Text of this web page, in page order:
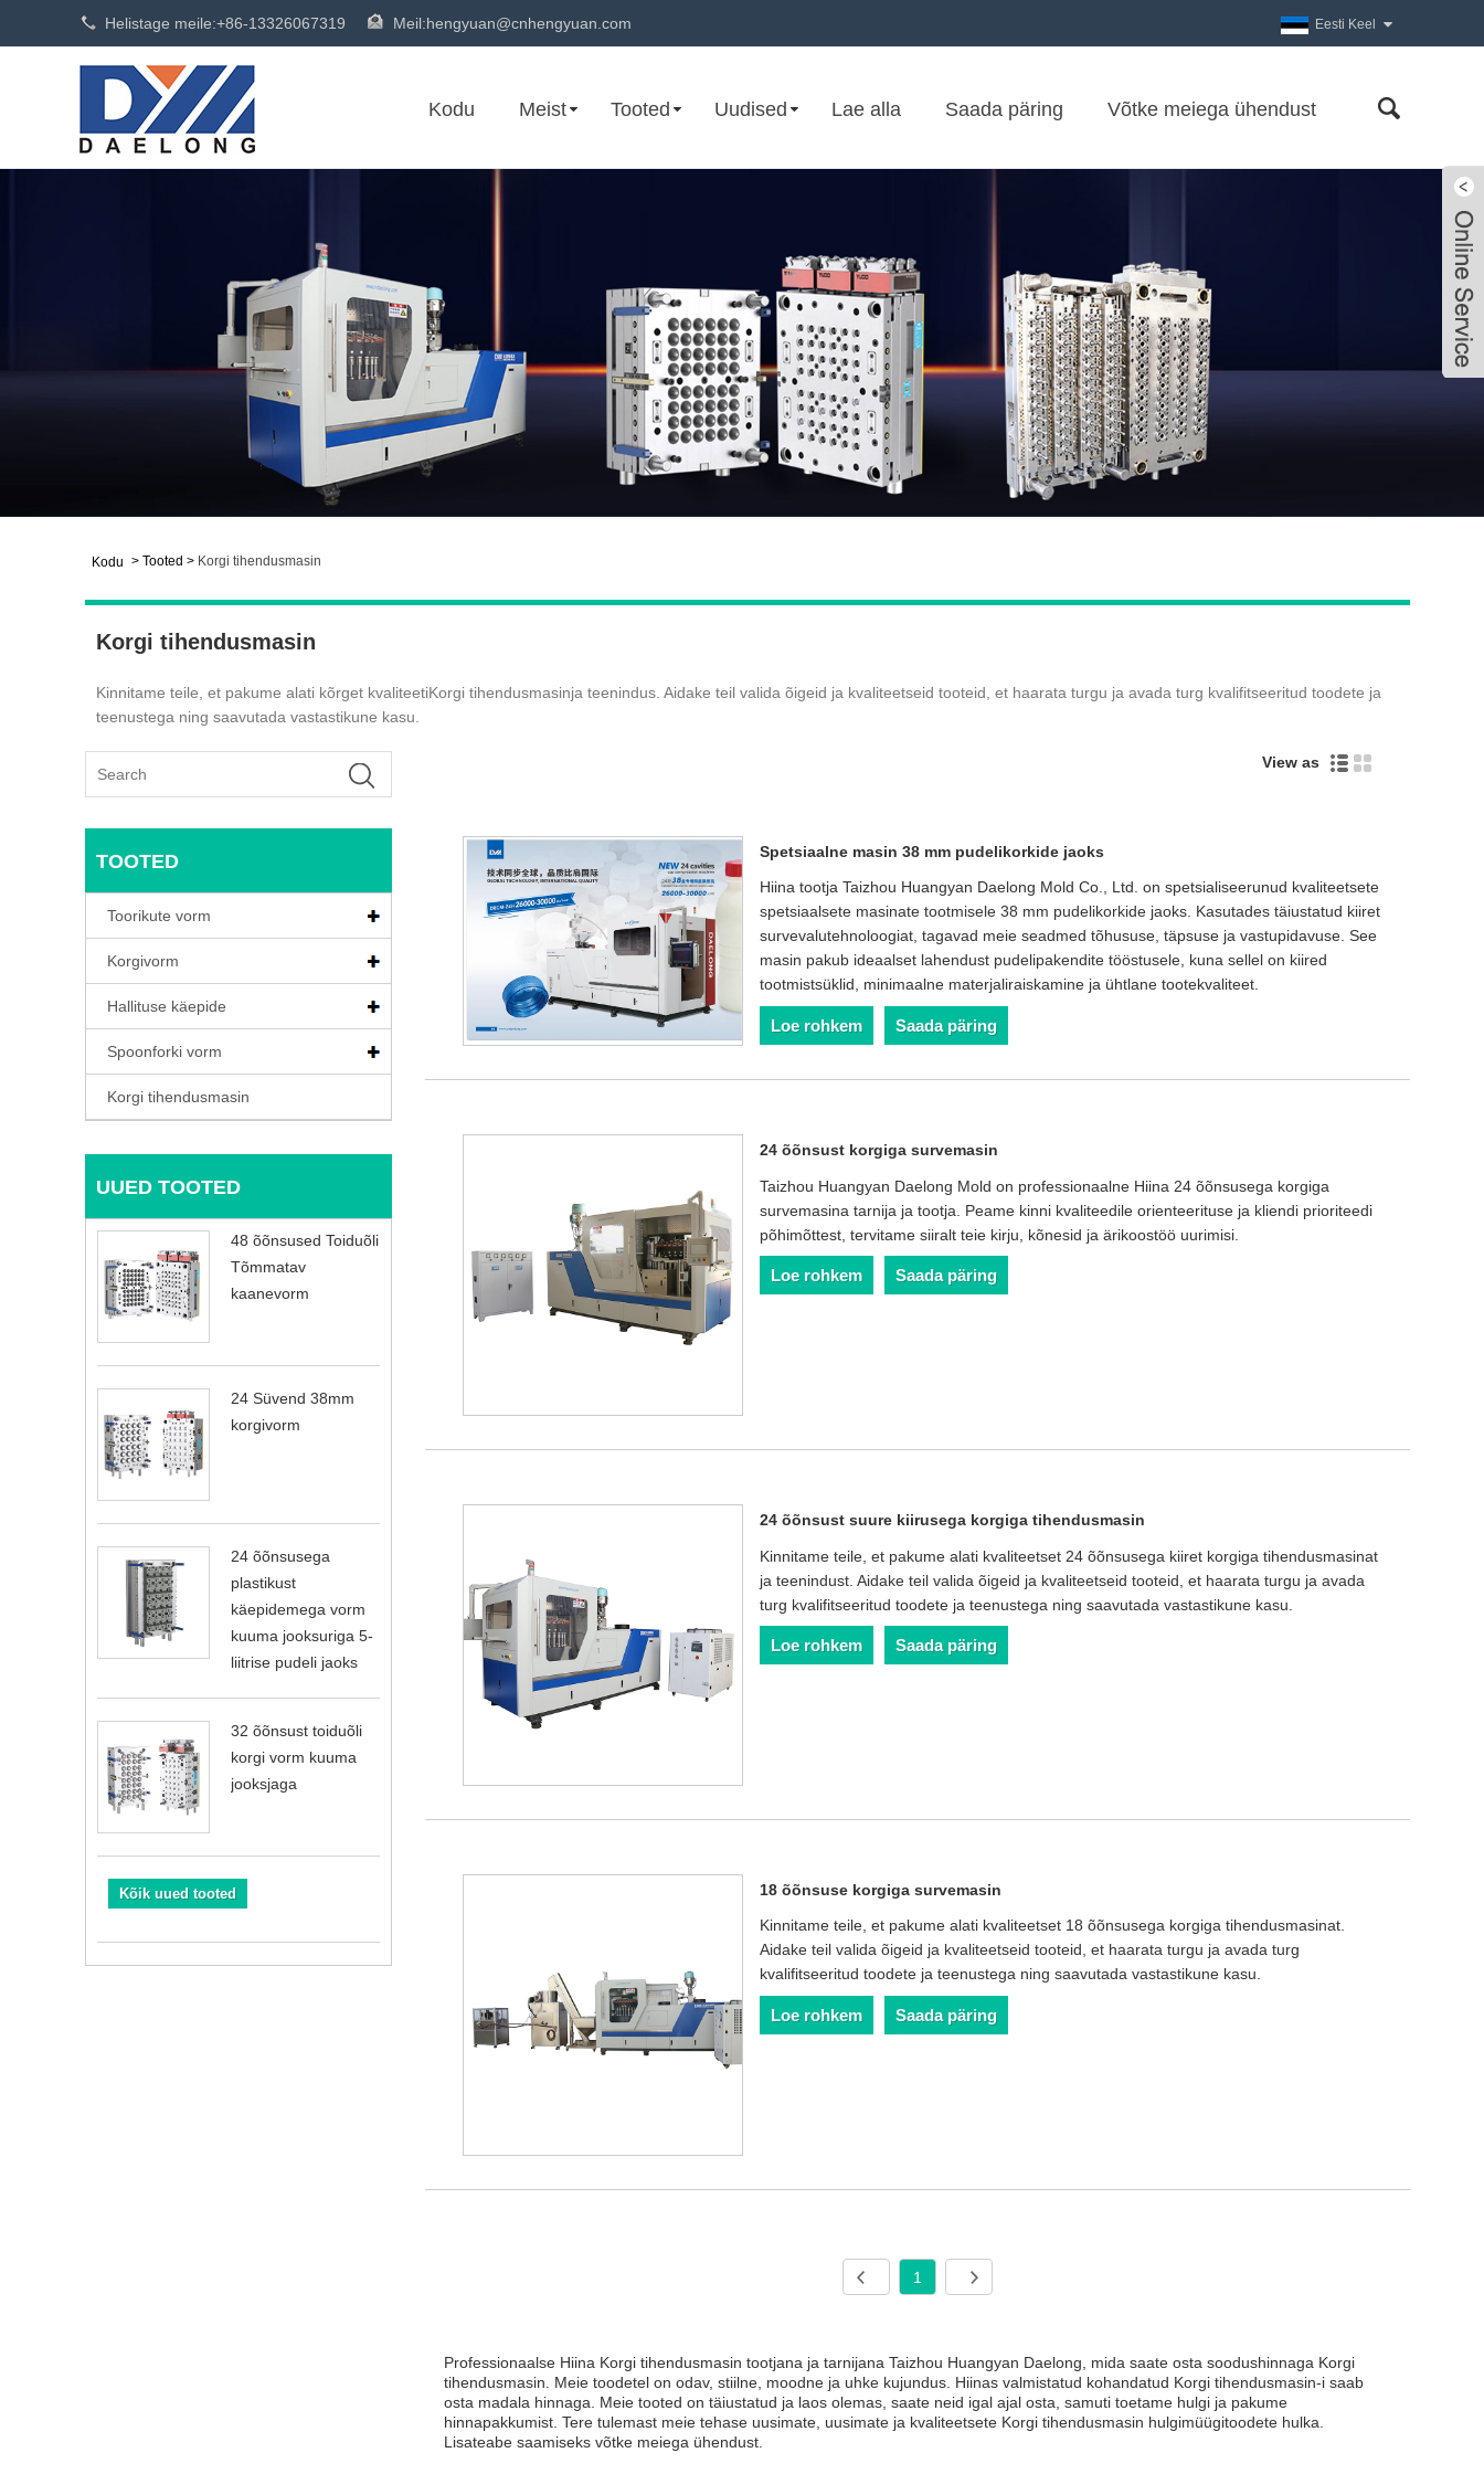
Helistage meile:+86-13326067319 Meil:hengyuan@cnhengyuan.com Eesti Keel
Kodu Meist Tooted Uudised Lae alla Saada päring Võtke meiega ühendust
Kodu > Tooted > Korgi tihendusmasin
Korgi tihendusmasin
Kinnitame teile, et pakume alati kõrget kvaliteetiKorgi tihendusmasinja teenindus. Aidake teil valida õigeid ja kvaliteetseid tooteid, et haarata turgu ja avada turg kvalifitseeritud toodete ja
teenustega ning saavutada vastastikune kasu.
TOOTED
Toorikute vorm
Korgivorm
Hallituse käepide
Spoonforki vorm
Korgi tihendusmasin
UUED TOOTED
48 õõnsused Toiduõli
Tõmmatav
kaanevorm
24 Süvend 38mm
korgivorm
24 õõnsusega
plastikust
käepidemega vorm
kuuma jooksuriga 5-
liitrise pudeli jaoks
32 õõnsust toiduõli
korgi vorm kuuma
jooksjaga
Kõik uued tooted
View as
Spetsiaalne masin 38 mm pudelikorkide jaoks
Hiina tootja Taizhou Huangyan Daelong Mold Co., Ltd. on spetsialiseerunud kvaliteetsete
spetsiaalsete masinate tootmisele 38 mm pudelikorkide jaoks. Kasutades täiustatud kiiret
survevalutehnoloogiat, tagavad meie seadmed tõhususe, täpsuse ja vastupidavuse. See
masin pakub ideaalset lahendust pudelipakendite tööstusele, kuna sellel on kiired
tootmistsüklid, minimaalne materjaliraiskamine ja ühtlane tootekvaliteet.
Loe rohkem Saada päring
24 õõnsust korgiga survemasin
Taizhou Huangyan Daelong Mold on professionaalne Hiina 24 õõnsusega korgiga
survemasina tarnija ja tootja. Peame kinni kvaliteedile orienteerituse ja kliendi prioriteedi
põhimõttest, tervitame siiralt teie kirju, kõnesid ja ärikoostöö uurimisi.
Loe rohkem Saada päring
24 õõnsust suure kiirusega korgiga tihendusmasin
Kinnitame teile, et pakume alati kvaliteetset 24 õõnsusega kiiret korgiga tihendusmasinat
ja teenindust. Aidake teil valida õigeid ja kvaliteetseid tooteid, et haarata turgu ja avada
turg kvalifitseeritud toodete ja teenustega ning saavutada vastastikune kasu.
Loe rohkem Saada päring
18 õõnsuse korgiga survemasin
Kinnitame teile, et pakume alati kvaliteetset 18 õõnsusega korgiga tihendusmasinat.
Aidake teil valida õigeid ja kvaliteetseid tooteid, et haarata turgu ja avada turg
kvalifitseeritud toodete ja teenustega ning saavutada vastastikune kasu.
Loe rohkem Saada päring
1
Professionaalse Hiina Korgi tihendusmasin tootjana ja tarnijana Taizhou Huangyan Daelong, mida saate osta soodushinnaga Korgi
tihendusmasin. Meie toodetel on odav, stiilne, moodne ja uhke kujundus. Hiinas valmistatud kohandatud Korgi tihendusmasin-i saab
osta madala hinnaga. Meie tooted on täiustatud ja laos olemas, saate neid igal ajal osta, samuti toetame hulgi ja pakume
hinnapakkumist. Tere tulemast meie tehase uusimate, uusimate ja kvaliteetsete Korgi tihendusmasin hulgimüügitoodete hulka.
Lisateabe saamiseks võtke meiega ühendust.